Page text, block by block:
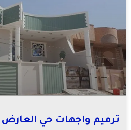
ترميم واجهات حي